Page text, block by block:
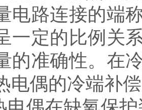
电路连接的端
一定的比例关
的准确性。在
电偶的冷端补